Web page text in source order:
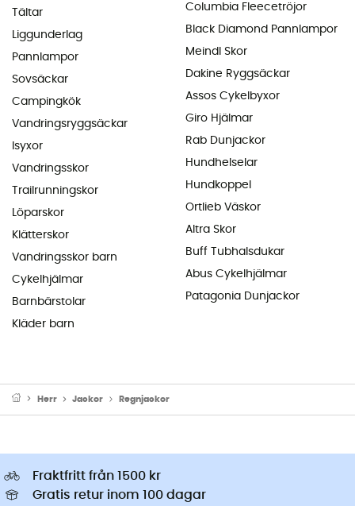
Tältar
Liggunderlag
Pannlampor
Sovsäckar
Campingkök
Vandringsryggsäckar
Isyxor
Vandringsskor
Trailrunningskor
Löparskor
Klätterskor
Vandringsskor barn
Cykelhjälmar
Barnbärstolar
Kläder barn
Columbia Fleecetröjor
Black Diamond Pannlampor
Meindl Skor
Dakine Ryggsäckar
Assos Cykelbyxor
Giro Hjälmar
Rab Dunjackor
Hundhelselar
Hundkoppel
Ortlieb Väskor
Altra Skor
Buff Tubhalsdukar
Abus Cykelhjälmar
Patagonia Dunjackor
Herr Jackor Regnjackor
Fraktfritt från 1500 kr
Gratis retur inom 100 dagar